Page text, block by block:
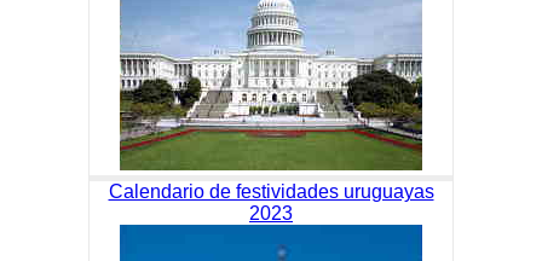
Calendario de festividades uruguayas
2023